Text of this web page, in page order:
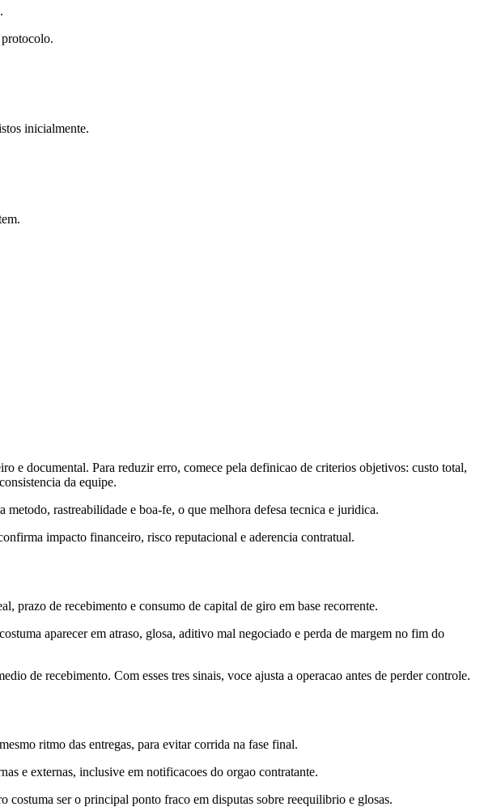
inicialmente.
e documental. Para reduzir erro, comece pela definicao de criterios objetivos: custo total,
da equipe.
rastreabilidade e boa-fe, o que melhora defesa tecnica e juridica.
impacto financeiro, risco reputacional e aderencia contratual.
prazo de recebimento e consumo de capital de giro em base recorrente.
aparecer em atraso, glosa, aditivo mal negociado e perda de margem no fim do
de recebimento. Com esses tres sinais, voce ajusta a operacao antes de perder controle.
ritmo das entregas, para evitar corrida na fase final.
e externas, inclusive em notificacoes do orgao contratante.
costuma ser o principal ponto fraco em disputas sobre reequilibrio e glosas.